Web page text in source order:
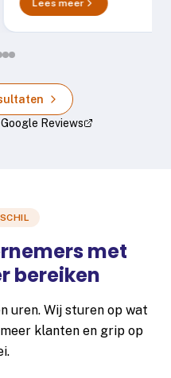
Reviews
met
bereiken
uren. Wij sturen op wat
klanten en grip op